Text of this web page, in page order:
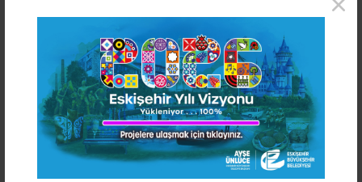
Şvayk”, küçük bir azınlığın çıkarları
uğrunda yapılan savaşların iğrençliğini
tasvir eder. Sorgusuz sualsiz, her
koşulda savaşmaya hazır olan
Şvayk’ın özelinde, üstlerinden gelen
emirlerle korkusuzca vatanları uğruna
savaşan masum insanların